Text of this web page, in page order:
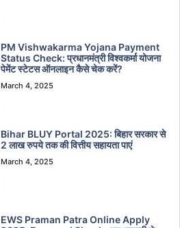
PM Vishwakarma Yojana Payment
Status Check: प्रधानमंत्री विश्वकर्मा योजना
पेमेंट स्टेटस ऑनलाइन कैसे चेक करें?
March 4, 2025
Bihar BLUY Portal 2025: बिहार सरकार से
2 लाख रुपये तक की वित्तीय सहायता पाएं
March 4, 2025
EWS Praman Patra Online Apply